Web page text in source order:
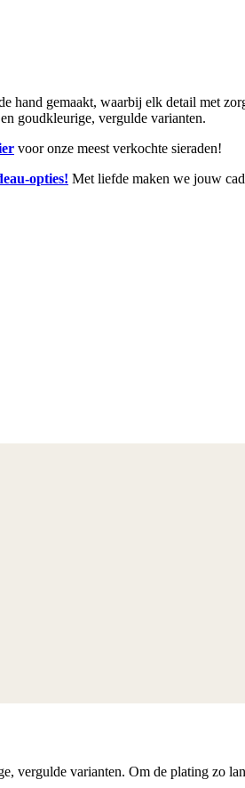
gemaakt, waarbij elk detail met
goudkleurige, vergulde varianten.
voor onze meest verkochte sieraden!
opties! Met liefde maken we jouw
vergulde varianten. Om de plating zo